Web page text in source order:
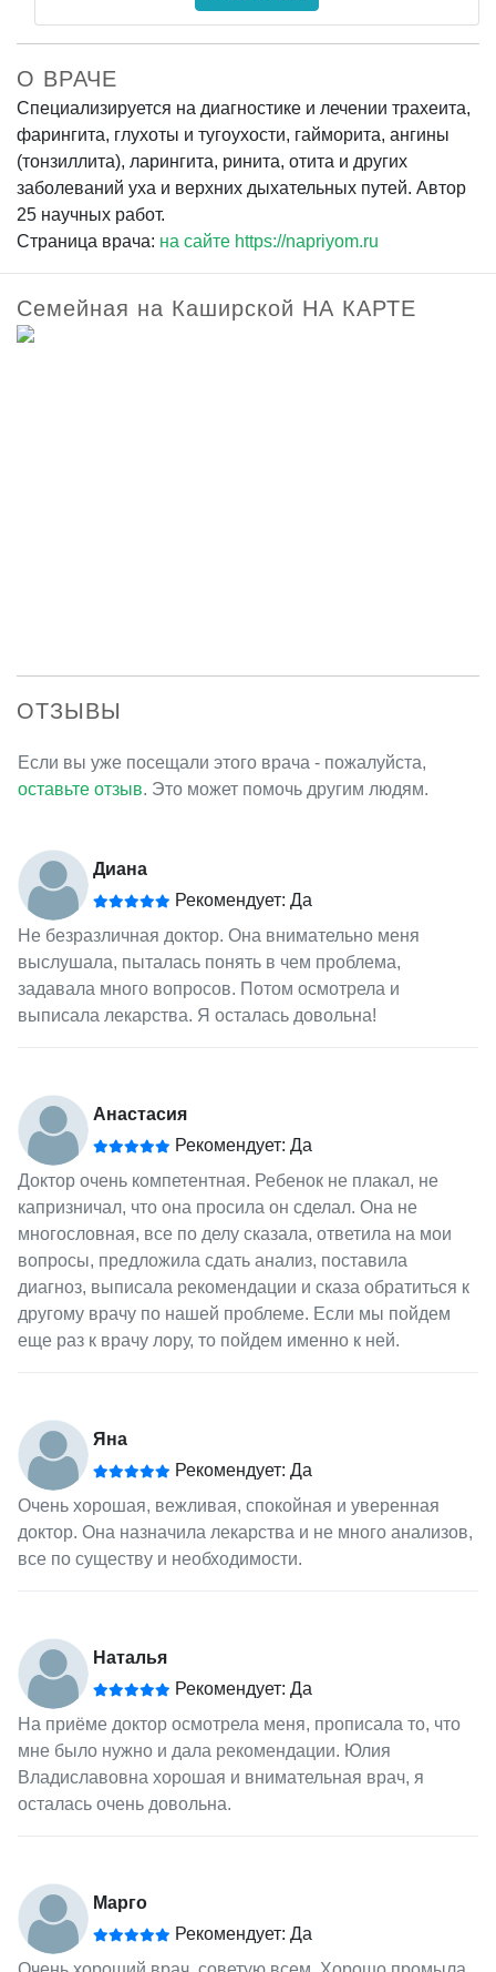
О ВРАЧЕ
Специализируется на диагностике и лечении трахеита,
фарингита, глухоты и тугоухости, гайморита, ангины
(тонзиллита), ларингита, ринита, отита и других
заболеваний уха и верхних дыхательных путей. Автор
25 научных работ.
Страница врача: на сайте https://napriyom.ru
Семейная на Каширской НА КАРТЕ
ОТЗЫВЫ
Если вы уже посещали этого врача - пожалуйста,
оставьте отзыв. Это может помочь другим людям.
Диана
Рекомендует: Да
Не безразличная доктор. Она внимательно меня
выслушала, пыталась понять в чем проблема,
задавала много вопросов. Потом осмотрела и
выписала лекарства. Я осталась довольна!
Анастасия
Рекомендует: Да
Доктор очень компетентная. Ребенок не плакал, не
капризничал, что она просила он сделал. Она не
многословная, все по делу сказала, ответила на мои
вопросы, предложила сдать анализ, поставила
диагноз, выписала рекомендации и сказа обратиться к
другому врачу по нашей проблеме. Если мы пойдем
еще раз к врачу лору, то пойдем именно к ней.
Яна
Рекомендует: Да
Очень хорошая, вежливая, спокойная и уверенная
доктор. Она назначила лекарства и не много анализов,
все по существу и необходимости.
Наталья
Рекомендует: Да
На приёме доктор осмотрела меня, прописала то, что
мне было нужно и дала рекомендации. Юлия
Владиславовна хорошая и внимательная врач, я
осталась очень довольна.
Марго
Рекомендует: Да